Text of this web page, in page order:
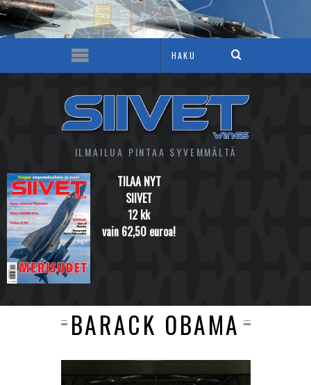
ILMAILUA PINTAA SYVEMMÄLTÄ
TILAA NYT
SIIVET
12 kk
vain 62,50 euroa!
BARACK OBAMA